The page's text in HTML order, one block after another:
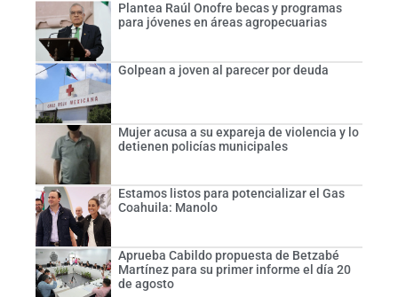
Plantea Raúl Onofre becas y programas
para jóvenes en áreas agropecuarias
Golpean a joven al parecer por deuda
Mujer acusa a su expareja de violencia y lo
detienen policías municipales
Estamos listos para potencializar el Gas
Coahuila: Manolo
Aprueba Cabildo propuesta de Betzabé
Martínez para su primer informe el día 20
de agosto